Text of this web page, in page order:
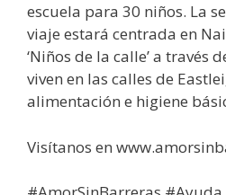
escuela para 30 niños. La
viaje estará centrada en
‘Niños de la calle’ a través
viven en las calles de
alimentación e higiene
Visítanos en